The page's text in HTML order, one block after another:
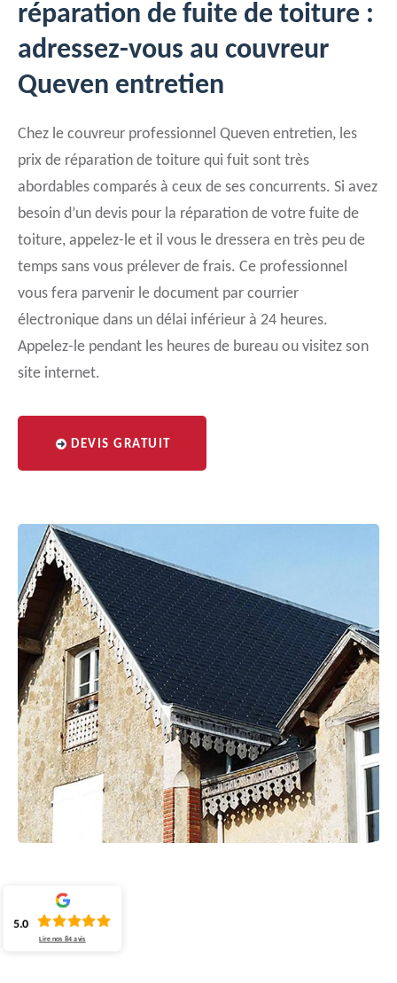
réparation de fuite de toiture :
adressez-vous au couvreur
Queven entretien
Chez le couvreur professionnel Queven entretien, les
prix de réparation de toiture qui fuit sont très
abordables comparés à ceux de ses concurrents. Si avez
besoin d’un devis pour la réparation de votre fuite de
toiture, appelez-le et il vous le dressera en très peu de
temps sans vous prélever de frais. Ce professionnel
vous fera parvenir le document par courrier
électronique dans un délai inférieur à 24 heures.
Appelez-le pendant les heures de bureau ou visitez son
site internet.
DEVIS GRATUIT
5.0
Lire nos84 avis